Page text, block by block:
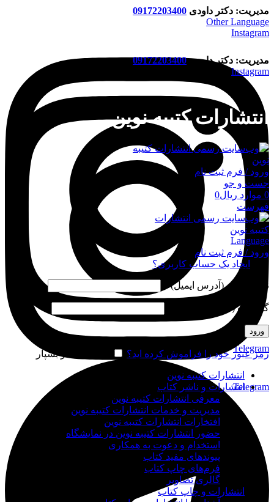
مدیریت: دکتر داودی 09172203400
Other Language
Instagram
Telegram
مدیریت: دکتر داودی09172203400
Instagram
Telegram
انتشارات کتیبه نوین
ورود / فرم ثبت نام
جست و جو
0 موارد ریال0
فهرست
Language
ورود / فرم ثبت نام
ورود
ایجاد یک حساب کاربری؟
نام کاربری (آدرس ایمیل)
گذرواژه (شماره موبایل)
ورود
رمز عبور خود را فراموش کرده اید؟ مرا به خاطر بسپار
انتشارات کتیبه نوین
انتشارات و ناشر کتاب
معرفی انتشارات کتیبه نوین
مدیریت و خدمات انتشارات کتیبه نوین
افتخارات انتشارات کتیبه نوین
حضور انتشارات کتیبه نوین در نمایشگاه‌
استخدام و دعوت به همکاری
پیوندهای مفید کتاب
فرم‌های چاپ کتاب
گالری تصاویر
انتشارات و چاپ کتاب